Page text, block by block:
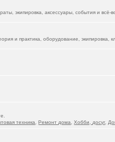
экипировка, аксессуары, события и
и практика, оборудование, экипировка,
техника ,Ремонт дома ,Хобби, досуг,